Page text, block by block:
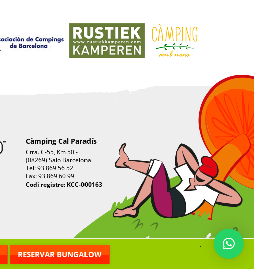
RESERVAR BUNGALOW
Càmping Cal Paradís
Ctra. C-55, Km 50 -
(08269) Salo Barcelona
Tel: 93 869 56 52
Fax: 93 869 60 99
Codi registre: KCC-000163
.